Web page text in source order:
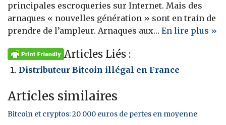
principales escroqueries sur Internet. Mais des
arnaques « nouvelles génération » sont en train de
prendre de l’ampleur. Arnaques aux… En lire plus »
Articles Liés :
Distributeur Bitcoin illégal en France
Articles similaires
Bitcoin et cryptos: 20 000 euros de pertes en moyenne